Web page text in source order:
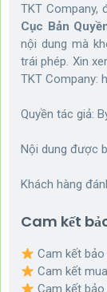
TKT Company,
Cục Bản
nội dung mà
trái phép. Xin
TKT Company:
Quyền tác giả:
Nội dung được
Khách hàng
Cam kết
Cam kết
Cam kết
Cam kết